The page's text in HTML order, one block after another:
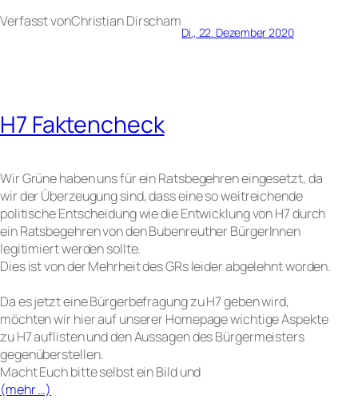
Verfasst vonChristian Dirscham
Di., 22. Dezember 2020
H7 Faktencheck
Wir Grüne haben uns für ein Ratsbegehren eingesetzt, da
wir der Überzeugung sind, dass eine so weitreichende
politische Entscheidung wie die Entwicklung von H7 durch
ein Ratsbegehren von den Bubenreuther BürgerInnen
legitimiert werden sollte.
Dies ist von der Mehrheit des GRs leider abgelehnt worden.
Da es jetzt eine Bürgerbefragung zu H7 geben wird,
möchten wir hier auf unserer Homepage wichtige Aspekte
zu H7 auflisten und den Aussagen des Bürgermeisters
gegenüberstellen.
Macht Euch bitte selbst ein Bild und
(mehr …)